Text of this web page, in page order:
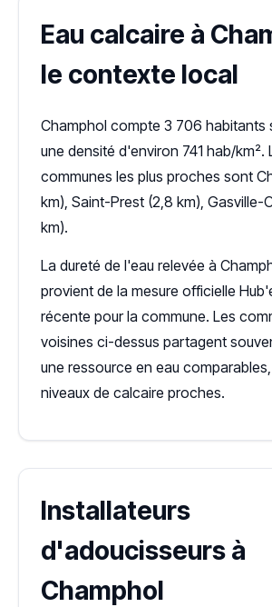
Eau calcaire à
le contexte local
Champhol compte 3 706 habitants
une densité d'environ 741 hab/km².
communes les plus proches sont
km), Saint-Prest (2,8 km), Gasville-
km).
La dureté de l'eau relevée à
provient de la mesure officielle
récente pour la commune. Les
voisines ci-dessus partagent
une ressource en eau
niveaux de calcaire proches.
Installateurs
d'adoucisseurs à
Champhol